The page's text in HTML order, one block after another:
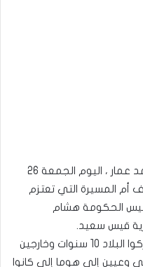
إنتقد رئيس الكتلة الديمقراطية محمد عمار ، اليوم الجمعة 26
إي أف أم المسيرة التي تعتزم
الحكومة هشام
قيس سعيد.
محمد عمار إستنكر هذه الخطوة “بركوا البلاد 10 سنوات وخارجين
وعيين إلي هوما إلي كانوا